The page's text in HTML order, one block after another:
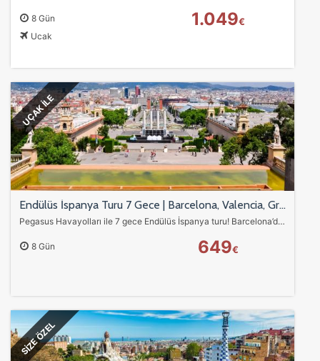
Ziyaretçilerin siteyi nasıl kullandığını anonim olarak
ölçeriz. Hangi sayfaların popüler olduğunu ve
kullanıcıların nerede zorluk yaşadığını anlamamıza
yardımcı olur.
Pazarlama Çerezleri
Size ve ilgi alanlarınıza uygun reklamlar göstermek için
kullanılır. Kapatırsanız reklamları görmeye devam
Tercihleri Kaydet
8 Gün
Ucak
1.049€
UÇAK İLE
Endülüs İspanya Turu 7 Gece | Barcelona, Valencia, Granada, Sevilla & Madrid - Pegasus ile
Pegasus Havayolları ile 7 gece Endülüs İspanya turu! Barcelona’dan Madrid’e uzanan rota; Valencia sahilleri, Granada Alhambra Sarayı, Cordoba Kurtuba Camii, Sevilla…
8 Gün 649€
SİZE ÖZEL